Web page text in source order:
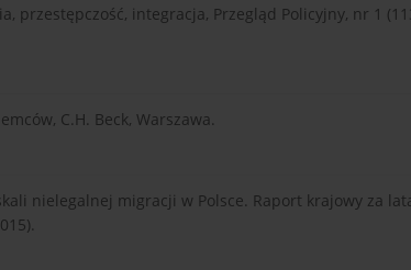
przestępczość, integracja, Przegląd Policyjny, nr 1
C.H. Beck, Warszawa.
nielegalnej migracji w Polsce. Raport krajowy za